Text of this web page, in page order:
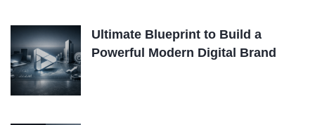
Ultimate Blueprint to Build a
Powerful Modern Digital Brand